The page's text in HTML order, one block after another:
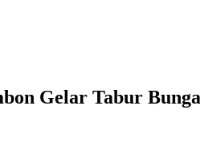
Gelar Tabur Bunga